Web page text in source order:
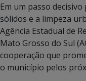
Em um passo
sólidos e a limpeza
Agência Estadual de
Mato Grosso do Sul
cooperação que
o município pelos